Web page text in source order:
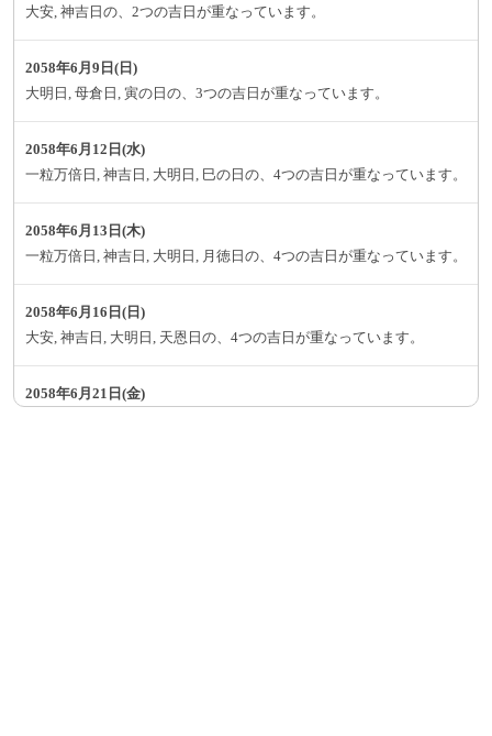
大安, 神吉日の、2つの吉日が重なっています。
2058年6月9日(日)
大明日, 母倉日, 寅の日の、3つの吉日が重なっています。
2058年6月12日(水)
一粒万倍日, 神吉日, 大明日, 巳の日の、4つの吉日が重なっています。
2058年6月13日(木)
一粒万倍日, 神吉日, 大明日, 月徳日の、4つの吉日が重なっています。
2058年6月16日(日)
大安, 神吉日, 大明日, 天恩日の、4つの吉日が重なっています。
2058年6月21日(金)